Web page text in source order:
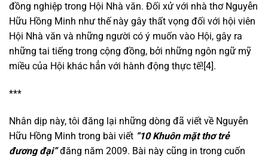
đồng nghiệp trong Hội Nhà văn. Đối xử với nhà thơ Nguyễn
Hữu Hồng Minh như thế này gây thất vọng đối với hội viên
Hội Nhà văn và những người có ý muốn vào Hội, gây ra
những tai tiếng trong cộng đồng, bởi những ngôn ngữ mỹ
miều của Hội khác hẳn với hành động thực tế![4].
***
Nhân dịp này, tôi đăng lại những dòng đã viết về Nguyễn
Hữu Hồng Minh trong bài viết “10 Khuôn mặt thơ trẻ
đương đại”đăng năm 2009. Bài này cũng in trong cuốn